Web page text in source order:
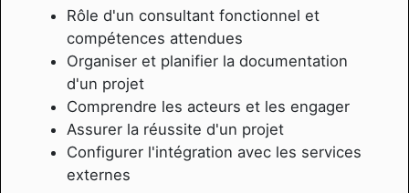
Rôle d'un consultant fonctionnel et
compétences attendues
Organiser et planifier la documentation
d'un projet
Comprendre les acteurs et les engager
Assurer la réussite d'un projet
Configurer l'intégration avec les services
externes